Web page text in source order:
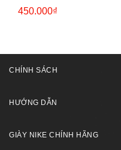
JS4863
450.000₫
CHÍNH SÁCH
HƯỚNG DẪN
GIÀY NIKE CHÍNH HÃNG